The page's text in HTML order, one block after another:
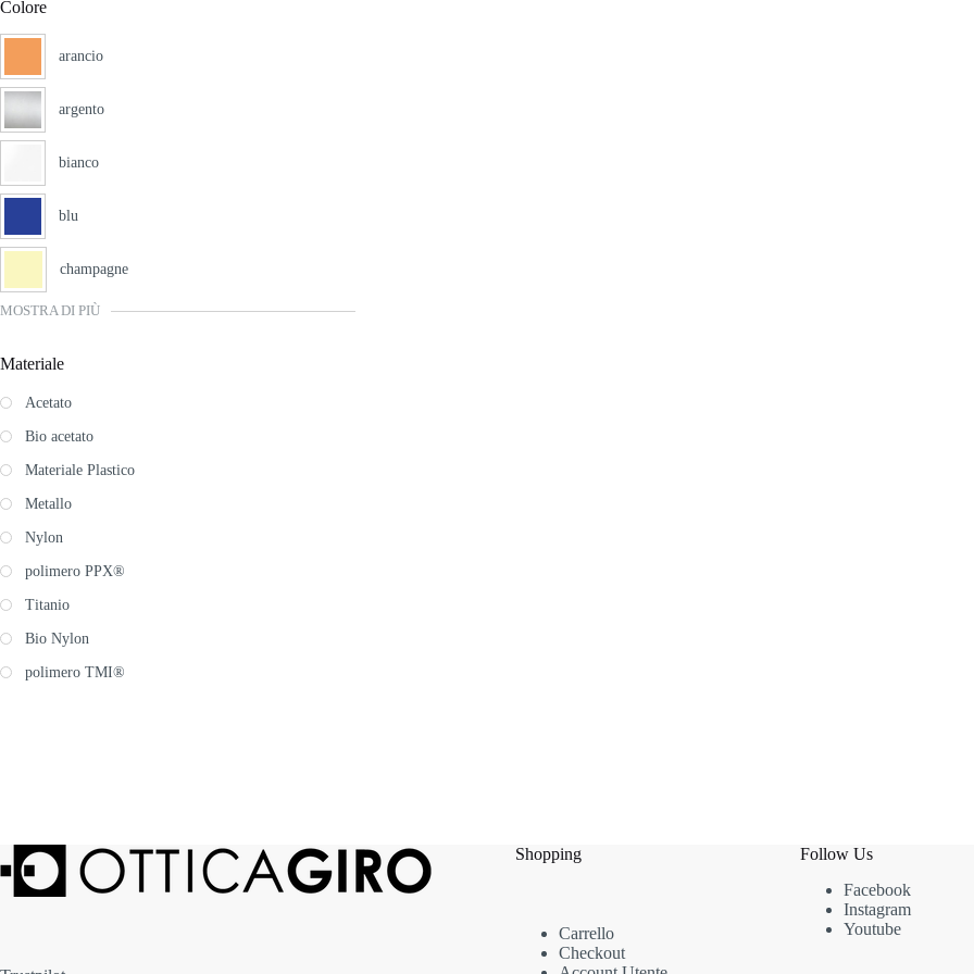
Colore
arancio
argento
bianco
blu
champagne
MOSTRA DI PIÙ
Materiale
Acetato
Bio acetato
Materiale Plastico
Metallo
Nylon
polimero PPX®
Titanio
Bio Nylon
polimero TMI®
Shopping
Carrello
Checkout
Follow Us
Facebook
Instagram
Youtube